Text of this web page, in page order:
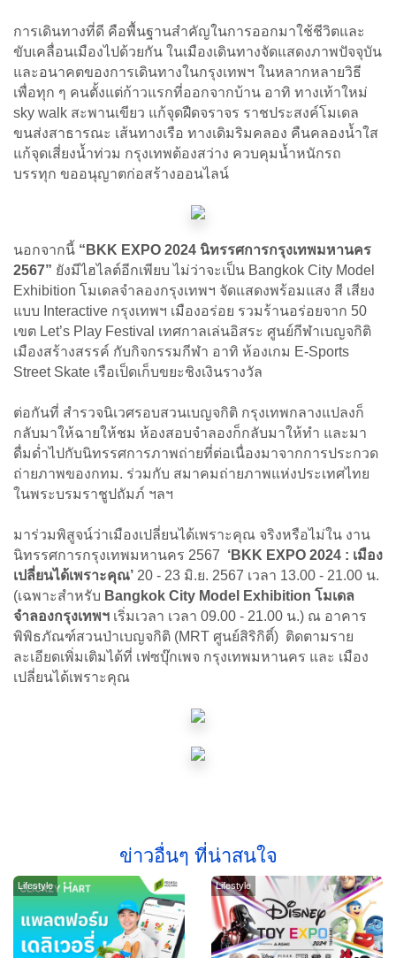
การเดินทางที่ดี คือพื้นฐานสำคัญในการออกมาใช้ชีวิตและ
ขับเคลื่อนเมืองไปด้วยกัน ในเมืองเดินทางจัดแสดงภาพปัจจุบัน
และอนาคตของการเดินทางในกรุงเทพฯ ในหลากหลายวิธี
เพื่อทุก ๆ คนตั้งแต่ก้าวแรกที่ออกจากบ้าน อาทิ ทางเท้าใหม่
sky walk สะพานเขียว แก้จุดฝืดจราจร ราชประสงค์โมเดล
ขนส่งสาธารณะ เส้นทางเรือ ทางเดิมริมคลอง คืนคลองน้ำใส
แก้จุดเสี่ยงน้ำท่วม กรุงเทพต้องสว่าง ควบคุมน้ำหนักรถ
บรรทุก ขออนุญาตก่อสร้างออนไลน์
นอกจากนี้ “BKK EXPO 2024 นิทรรศการกรุงเทพมหานคร
2567” ยังมีไฮไลต์อีกเพียบ ไม่ว่าจะเป็น Bangkok City Model
Exhibition โมเดลจำลองกรุงเทพฯ จัดแสดงพร้อมแสง สี เสียง
แบบ Interactive กรุงเทพฯ เมืองอร่อย รวมร้านอร่อยจาก 50
เขต Let’s Play Festival เทศกาลเล่นอิสระ ศูนย์กีฬาเบญจกิติ
เมืองสร้างสรรค์ กับกิจกรรมกีฬา อาทิ ห้องเกม E-Sports
Street Skate เรือเป็ดเก็บขยะชิงเงินรางวัล
ต่อกันที่ สำรวจนิเวศรอบสวนเบญจกิติ กรุงเทพกลางแปลงก็
กลับมาให้ฉายให้ชม ห้องสอบจำลองก็กลับมาให้ทำ และมา
ดื่มด่ำไปกับนิทรรศการภาพถ่ายที่ต่อเนื่องมาจากการประกวด
ถ่ายภาพของกทม. ร่วมกับ สมาคมถ่ายภาพแห่งประเทศไทย
ในพระบรมราชูปถัมภ์ ฯลฯ
มาร่วมพิสูจน์ว่าเมืองเปลี่ยนได้เพราะคุณ จริงหรือไม่ใน งาน
นิทรรศการกรุงเทพมหานคร 2567 ‘BKK EXPO 2024 : เมือง
เปลี่ยนได้เพราะคุณ’ 20 - 23 มิ.ย. 2567 เวลา 13.00 - 21.00 น.
(เฉพาะสำหรับ Bangkok City Model Exhibition โมเดล
จำลองกรุงเทพฯ เริ่มเวลา เวลา 09.00 - 21.00 น.) ณ อาคาร
พิพิธภัณฑ์สวนป่าเบญจกิติ (MRT ศูนย์สิริกิติ์) ติดตามราย
ละเอียดเพิ่มเติมได้ที่ เฟซบุ๊กเพจ กรุงเทพมหานคร และ เมือง
เปลี่ยนได้เพราะคุณ
ข่าวอื่นๆ ที่น่าสนใจ
Lifestyle Lifestyle